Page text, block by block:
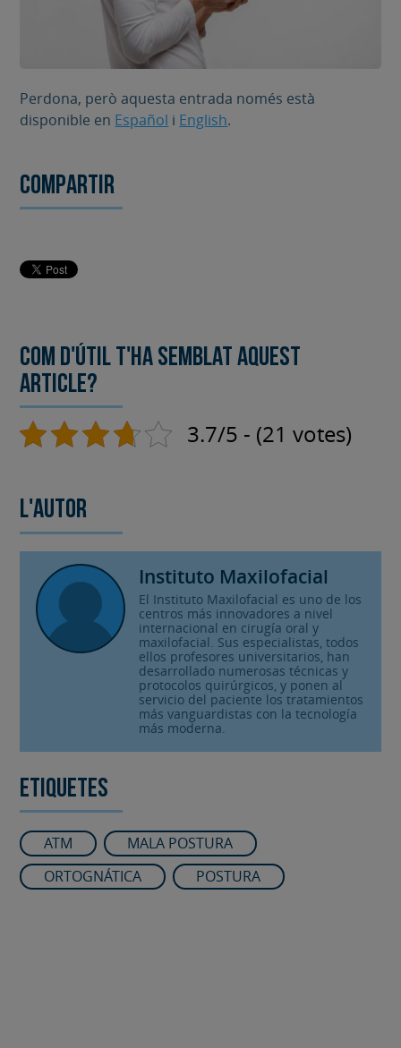
Perdona, però aquesta entrada només està
disponible en Español i English.
Compartir
Com d'útil t'ha semblat aquest
article?
3.7/5 - (21 votes)
L'autor
Instituto Maxilofacial
El Instituto Maxilofacial es uno de los
centros más innovadores a nivel
internacional en cirugía oral y
maxilofacial. Sus especialistas, todos
ellos profesores universitarios, han
desarrollado numerosas técnicas y
protocolos quirúrgicos, y ponen al
servicio del paciente los tratamientos
más vanguardistas con la tecnología
más moderna.
Etiquetes
ATM
MALA POSTURA
ORTOGNÁTICA
POSTURA